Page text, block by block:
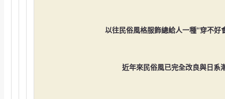
以往民俗風格服飾總給人一種“穿不好
近年來民俗風已完全改良與日系